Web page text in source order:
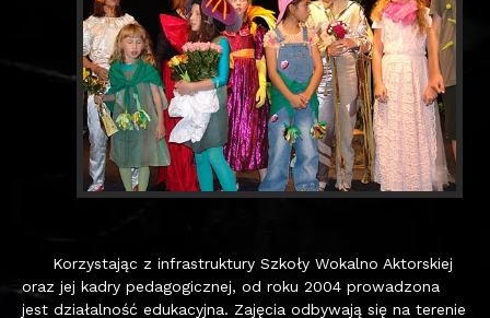
Korzystając z infrastruktury Szkoły Wokalno Aktorskiej
oraz jej kadry pedagogicznej, od roku 2004 prowadzona
jest działalność edukacyjna. Zajęcia odbywają się na terenie